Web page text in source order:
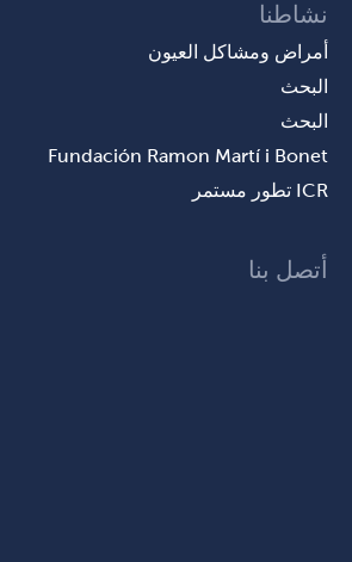
نشاطنا
أمراض ومشاكل العيون
البحث
البحث
Fundación Ramon Martí i Bonet
ICR تطور مستمر
أتصل بنا